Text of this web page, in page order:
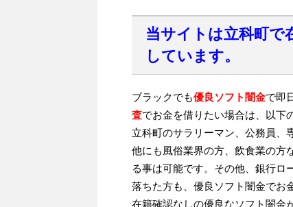
当サイトは立科町で
しています。
ブラックでも優良ソフト闇金で即
査でお金を借りたい場合は、以下
立科町のサラリーマン、公務員、
他にも風俗業界の方、飲食業の方
る事は可能です。その他、銀行ロ
落ちた方も、優良ソフト闇金でお
在籍確認なしの優良なソフト闇金